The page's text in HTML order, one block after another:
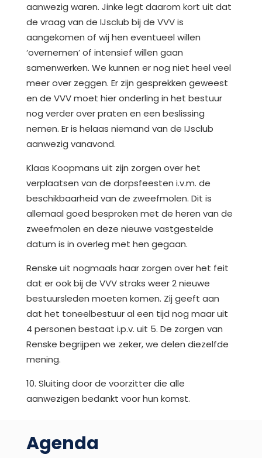
aanwezig waren. Jinke legt daarom kort uit dat
de vraag van de IJsclub bij de VVV is
aangekomen of wij hen eventueel willen
‘overnemen’ of intensief willen gaan
samenwerken. We kunnen er nog niet heel veel
meer over zeggen. Er zijn gesprekken geweest
en de VVV moet hier onderling in het bestuur
nog verder over praten en een beslissing
nemen. Er is helaas niemand van de IJsclub
aanwezig vanavond.
Klaas Koopmans uit zijn zorgen over het
verplaatsen van de dorpsfeesten i.v.m. de
beschikbaarheid van de zweefmolen. Dit is
allemaal goed besproken met de heren van de
zweefmolen en deze nieuwe vastgestelde
datum is in overleg met hen gegaan.
Renske uit nogmaals haar zorgen over het feit
dat er ook bij de VVV straks weer 2 nieuwe
bestuursleden moeten komen. Zij geeft aan
dat het toneelbestuur al een tijd nog maar uit
4 personen bestaat i.p.v. uit 5. De zorgen van
Renske begrijpen we zeker, we delen diezelfde
mening.
10. Sluiting door de voorzitter die alle
aanwezigen bedankt voor hun komst.
Agenda